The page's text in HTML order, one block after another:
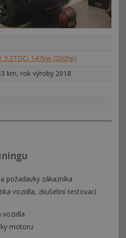
3.2TDCi 147kw (200hp)
km, rok výroby 2018
požadavky zákazníka
vozidla, zkušební testovací
vozidla
motoru